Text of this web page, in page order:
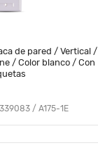
de pared / Vertical /
/ Color blanco / Con
/ A175-1E